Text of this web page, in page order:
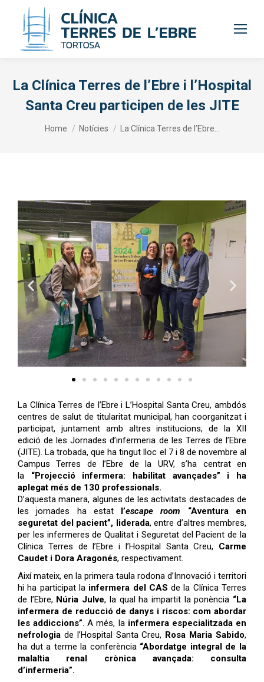
La Clínica Terres de l’Ebre i l’Hospital
Santa Creu participen de les JITE
Home Notícies La Clínica Terres de l’Ebre…
La Clínica Terres de l’Ebre i L’Hospital Santa Creu, ambdós
centres de salut de titularitat municipal, han coorganitzat i
participat, juntament amb altres institucions, de la XII
edició de les Jornades d’infermeria de les Terres de l’Ebre
(JITE). La trobada, que ha tingut lloc el 7 i 8 de novembre al
Campus Terres de l’Ebre de la URV, s’ha centrat en
la “Projecció infermera: habilitat avançades” i ha
aplegat més de 130 professionals.
D’aquesta manera, algunes de les activitats destacades de
les jornades ha estat l’escape room “Aventura en
seguretat del pacient”, liderada, entre d’altres membres,
per les infermeres de Qualitat i Seguretat del Pacient de la
Clínica Terres de l’Ebre i l’Hospital Santa Creu, Carme
Caudet i Dora Aragonés, respectivament.
Així mateix, en la primera taula rodona d’Innovació i territori
hi ha participat la infermera del CAS de la Clínica Terres
de l’Ebre, Núria Julve, la qual ha impartit la ponència “La
infermera de reducció de danys i riscos: com abordar
les addiccions”. A més, la infermera especialitzada en
nefrologia de l’Hospital Santa Creu, Rosa Maria Sabido,
ha dut a terme la conferència “Abordatge integral de la
malaltia renal crònica avançada: consulta
d’infermeria”.